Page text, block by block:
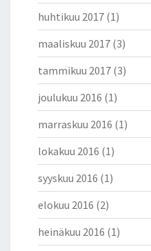
huhtikuu 2017 (1)
maaliskuu 2017 (3)
tammikuu 2017 (3)
joulukuu 2016 (1)
marraskuu 2016 (1)
lokakuu 2016 (1)
syyskuu 2016 (1)
elokuu 2016 (2)
heinäkuu 2016 (1)